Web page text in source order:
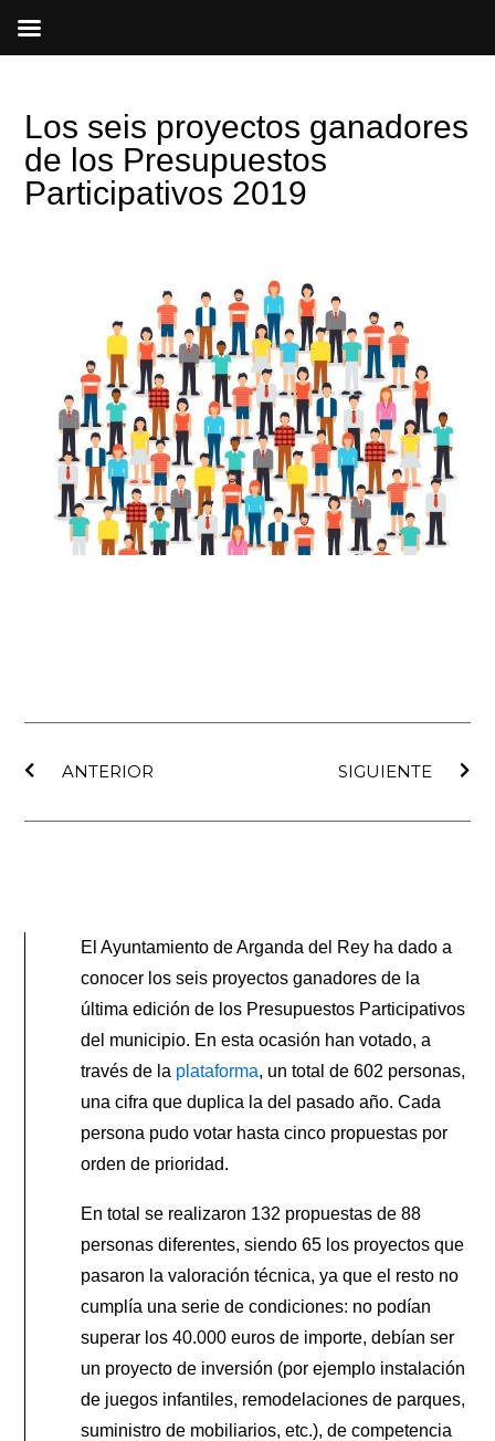
Los seis proyectos ganadores
de los Presupuestos
Participativos 2019
ANTERIOR
SIGUIENTE
El Ayuntamiento de Arganda del Rey ha dado a
conocer los seis proyectos ganadores de la
última edición de los Presupuestos Participativos
del municipio. En esta ocasión han votado, a
través de la plataforma, un total de 602 personas,
una cifra que duplica la del pasado año. Cada
persona pudo votar hasta cinco propuestas por
orden de prioridad.
En total se realizaron 132 propuestas de 88
personas diferentes, siendo 65 los proyectos que
pasaron la valoración técnica, ya que el resto no
cumplía una serie de condiciones: no podían
superar los 40.000 euros de importe, debían ser
un proyecto de inversión (por ejemplo instalación
de juegos infantiles, remodelaciones de parques,
suministro de mobiliarios, etc.), de competencia